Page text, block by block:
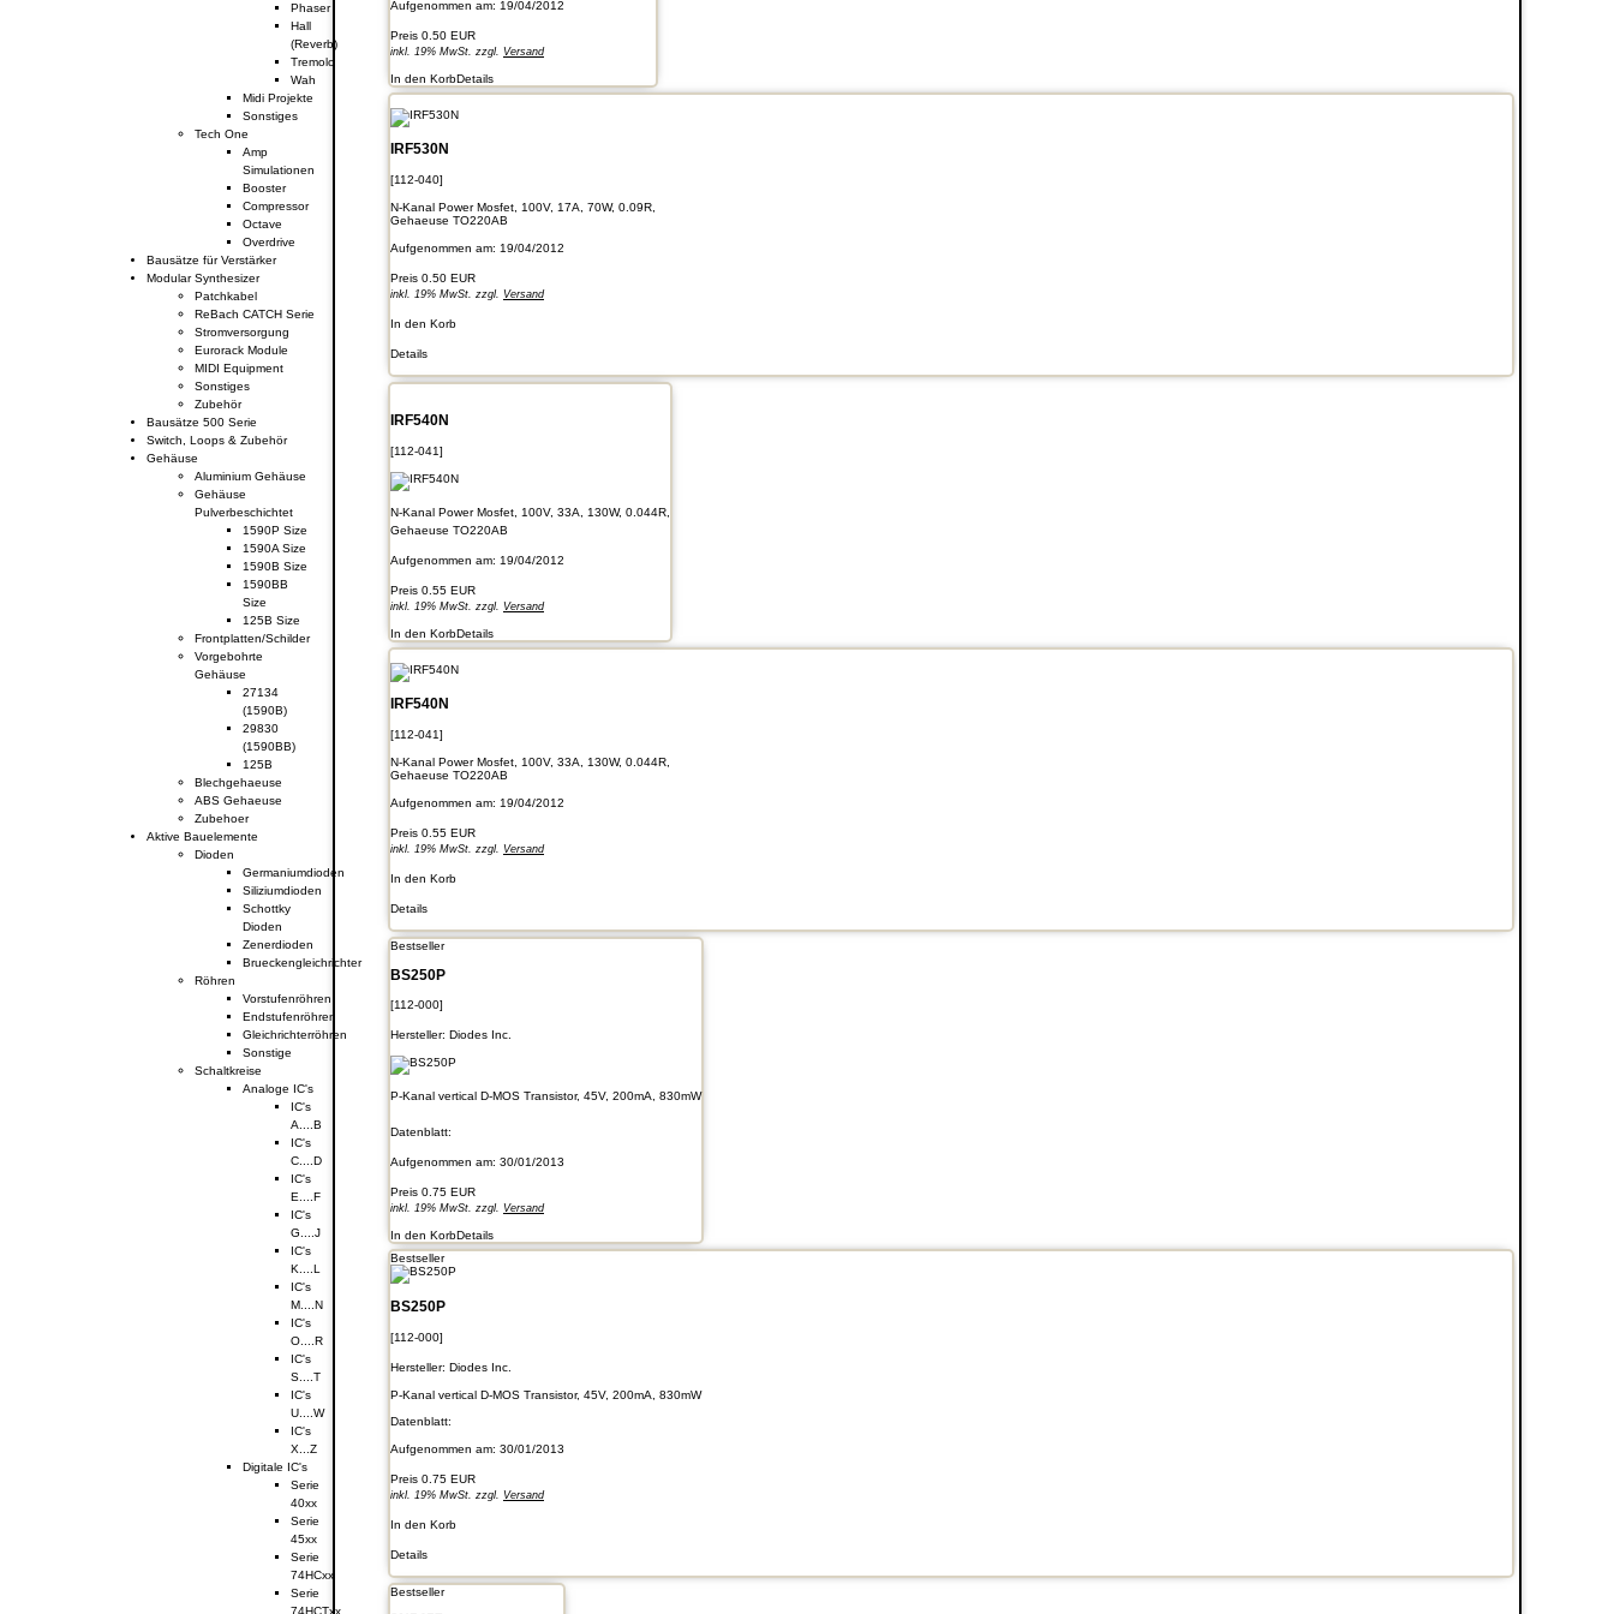
Aufgenommen am: 19/04/2012
Preis 0.50 EUR
inkl. 19% MwSt. zzgl. Versand
In den KorbDetails
IRF530N
[112-040]
N-Kanal Power Mosfet, 100V, 17A, 70W, 0.09R,
Gehaeuse TO220AB
Aufgenommen am: 19/04/2012
Preis 0.50 EUR
inkl. 19% MwSt. zzgl. Versand
In den Korb
Details
IRF540N
[112-041]
N-Kanal Power Mosfet, 100V, 33A, 130W, 0.044R,
Gehaeuse TO220AB
Aufgenommen am: 19/04/2012
Preis 0.55 EUR
inkl. 19% MwSt. zzgl. Versand
In den KorbDetails
IRF540N
[112-041]
N-Kanal Power Mosfet, 100V, 33A, 130W, 0.044R,
Gehaeuse TO220AB
Aufgenommen am: 19/04/2012
Preis 0.55 EUR
inkl. 19% MwSt. zzgl. Versand
In den Korb
Details
Bestseller
BS250P
[112-000]
Hersteller: Diodes Inc.
P-Kanal vertical D-MOS Transistor, 45V, 200mA, 830mW
Datenblatt:
Aufgenommen am: 30/01/2013
Preis 0.75 EUR
inkl. 19% MwSt. zzgl. Versand
In den KorbDetails
Bestseller
BS250P
[112-000]
Hersteller: Diodes Inc.
P-Kanal vertical D-MOS Transistor, 45V, 200mA, 830mW
Datenblatt:
Aufgenommen am: 30/01/2013
Preis 0.75 EUR
inkl. 19% MwSt. zzgl. Versand
In den Korb
Details
Bestseller
Phaser
Hall
(Reverb)
Tremolo
Wah
Midi Projekte
Sonstiges
Tech One
Amp
Simulationen
Booster
Compressor
Octave
Overdrive
Bausätze für Verstärker
Modular Synthesizer
Patchkabel
ReBach CATCH Serie
Stromversorgung
Eurorack Module
MIDI Equipment
Sonstiges
Zubehör
Bausätze 500 Serie
Switch, Loops & Zubehör
Gehäuse
Aluminium Gehäuse
Gehäuse
Pulverbeschichtet
1590P Size
1590A Size
1590B Size
1590BB
Size
125B Size
Frontplatten/Schilder
Vorgebohrte
Gehäuse
27134
(1590B)
29830
(1590BB)
125B
Blechgehaeuse
ABS Gehaeuse
Zubehoer
Aktive Bauelemente
Dioden
Germaniumdioden
Siliziumdioden
Schottky
Dioden
Zenerdioden
Brueckengleichrichter
Röhren
Vorstufenröhren
Endstufenröhren
Gleichrichterröhren
Sonstige
Schaltkreise
Analoge IC's
IC's
A....B
IC's
C....D
IC's
E....F
IC's
G....J
IC's
K....L
IC's
M....N
IC's
O....R
IC's
S....T
IC's
U....W
IC's
X...Z
Digitale IC's
Serie
40xx
Serie
45xx
Serie
74HCxx
Serie
74HCTxx